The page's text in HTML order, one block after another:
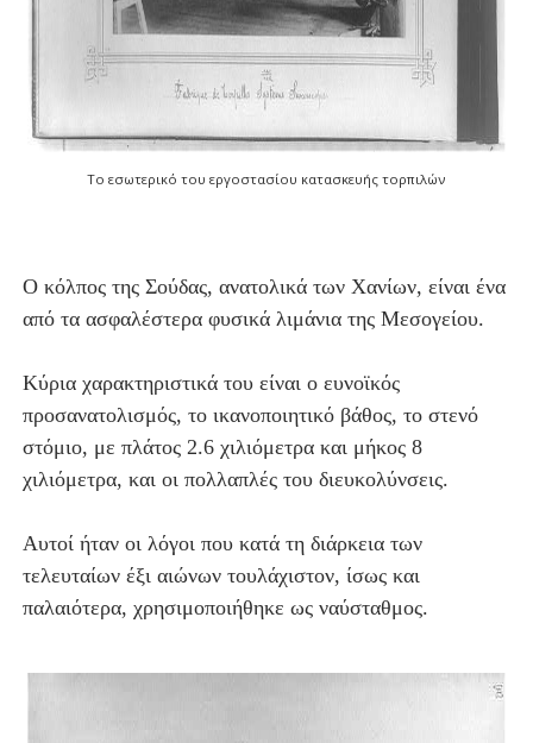
Το εσωτερικό του εργοστασίου κατασκευής τορπιλών
Ο κόλπος της Σούδας, ανατολικά των Χανίων, είναι ένα
από τα ασφαλέστερα φυσικά λιμάνια της Μεσογείου.
Κύρια χαρακτηριστικά του είναι ο ευνοϊκός
προσανατολισμός, το ικανοποιητικό βάθος, το στενό
στόμιο, με πλάτος 2.6 χιλιόμετρα και μήκος 8
χιλιόμετρα, και οι πολλαπλές του διευκολύνσεις.
Αυτοί ήταν οι λόγοι που κατά τη διάρκεια των
τελευταίων έξι αιώνων τουλάχιστον, ίσως και
παλαιότερα, χρησιμοποιήθηκε ως ναύσταθμος.